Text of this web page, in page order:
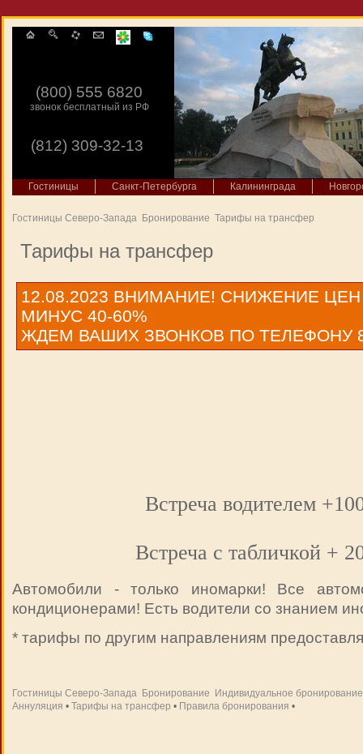
(800) 555 6820
звонок бесплатный из РФ
(812) 309-32-13
Гостиницы Санкт-Петербурга Калининграда
Гостиницы Северо-Запада Бронирование Тарифы на трансфер
Тарифы на трансфер
12.08.2023 ВНИМАНИЕ! СНИЖЕНИЕ
МИНУС 40-60%
ЖДЕМ ВАШИХ ЗВОНКОВ ПО ТЕЛЕФОНУ 8
Встреча водителем
Встреча с табличкой +
Автомобили - только иномарки! Все
кондиционерами! Есть водители со знанием
* тарифы по другим направлениям
Гостиницы Северо-Запада Бронирование
Индивидуальное бронирование
Аннуляция • Тарифы на трансфер • Правила бронирования •